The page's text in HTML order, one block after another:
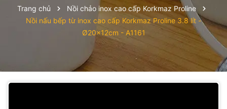
Trang chủ
Nồi chảo inox cao cấp Korkmaz Proline
Nồi nấu bếp từ inox cao cấp Korkmaz Proline 3.8 lít -
Ø20x12cm - A1161